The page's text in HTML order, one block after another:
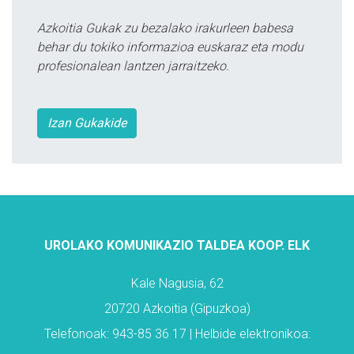
Azkoitia Gukak zu bezalako irakurleen babesa
behar du tokiko informazioa euskaraz eta modu
profesionalean lantzen jarraitzeko.
Izan Gukakide
UROLAKO KOMUNIKAZIO TALDEA KOOP. ELK
Kale Nagusia, 62
20720 Azkoitia (Gipuzkoa)
Telefonoak: 943-85 36 17 | Helbide elektronikoa: